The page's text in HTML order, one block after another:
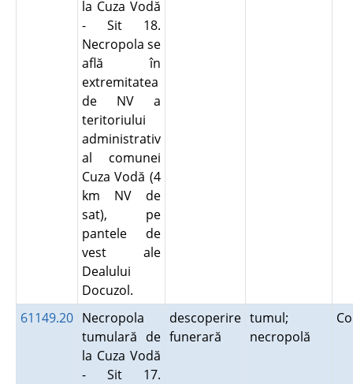
la Cuza Vodă
- Sit 18.
Necropola se
află în
extremitatea
de NV a
teritoriului
administrativ
al comunei
Cuza Vodă (4
km NV de
sat), pe
pantele de
vest ale
Dealului
Docuzol.
61149.20 Necropola
tumulară de
la Cuza Vodă
- Sit 17.
descoperire
funerară
tumul;
necropolă